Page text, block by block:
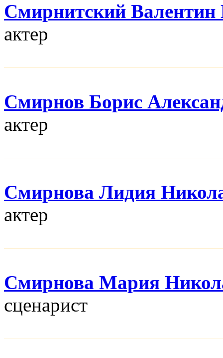
Смирнитский Валентин
актер
Смирнов Борис
актер
Смирнова Лидия
актер
Смирнова Мария
сценарист